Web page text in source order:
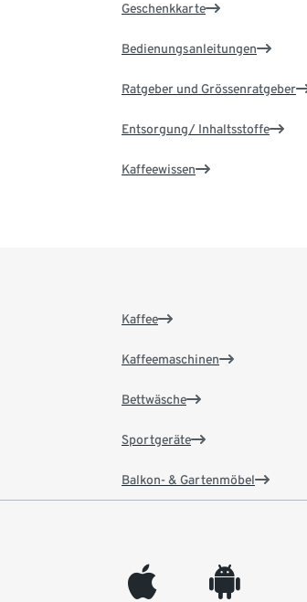
Geschenkkarte
Bedienungsanleitungen
Ratgeber und Grössenratgeber
Entsorgung/ Inhaltsstoffe
Kaffeewissen
Kaffee
Kaffeemaschinen
Bettwäsche
Sportgeräte
Balkon- & Gartenmöbel
appleinc android